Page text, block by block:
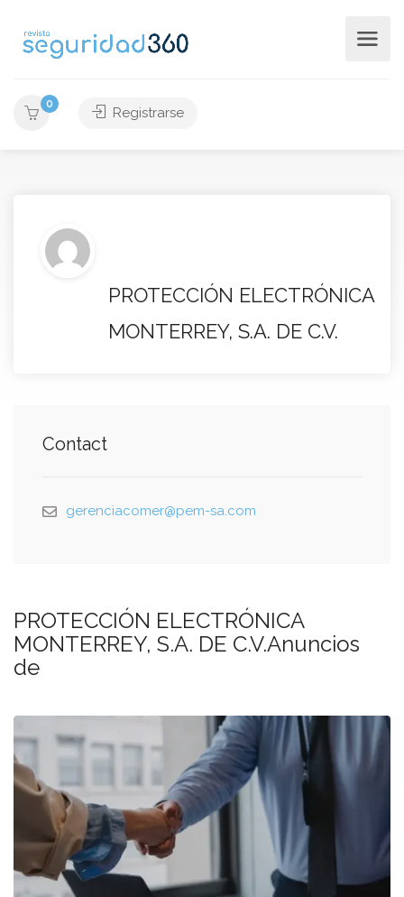
0
Registrarse
PROTECCIÓN ELECTRÓNICA
MONTERREY, S.A. DE C.V.
Contact
gerenciacomer@pem-sa.com
PROTECCIÓN ELECTRÓNICA
MONTERREY, S.A. DE C.V.Anuncios
de